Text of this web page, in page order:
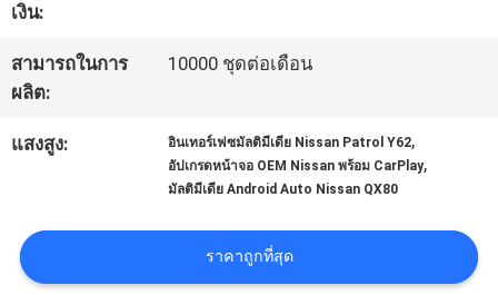
เรา
ข่าว
SITEMAP
เงิน:
สามารถในการ
ผลิต:
10000 ชุดต่อเดือน
แสงสูง: อินเทอร์เฟซมัลติมีเดีย Nissan Patrol Y62,
อัปเกรดหน้าจอ OEM Nissan พร้อม CarPlay,
มัลติมีเดีย Android Auto Nissan QX80
ราคาถูกที่สุด